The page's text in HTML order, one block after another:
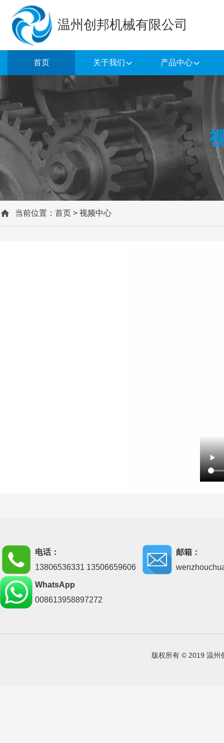
温州创邦机械有限公司
首页 关于我们 产品中心
当前位置： 首页 > 视频中心
电话：
13806536331 13506659606
邮箱：
WhatsApp
008613958897272
版权所有 © 2019 温